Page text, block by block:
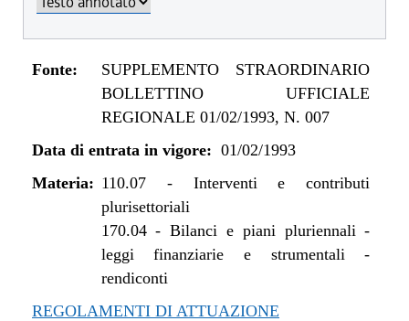
Fonte:
SUPPLEMENTO STRAORDINARIO
BOLLETTINO UFFICIALE
REGIONALE 01/02/1993, N. 007
Data di entrata in vigore: 01/02/1993
Materia: 110.07- Interventi e contributi
plurisettoriali
170.04-Bilanci e piani pluriennali -
leggi finanziarie e strumentali -
rendiconti
REGOLAMENTI DI ATTUAZIONE